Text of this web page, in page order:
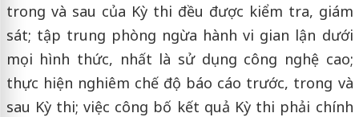
trong và sau của Kỳ thi đều được kiểm tra, giám
sát; tập trung phòng ngừa hành vi gian lận dưới
mọi hình thức, nhất là sử dụng công nghệ cao;
thực hiện nghiêm chế độ báo cáo trước, trong và
sau Kỳ thi; việc công bố kết quả Kỳ thi phải chính